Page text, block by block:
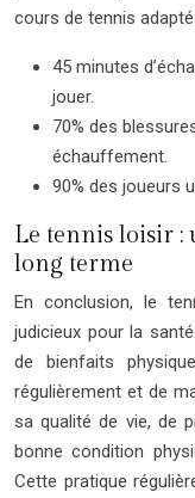
cours de tennis
45 minutes
jouer.
70% des
échauffement.
90% des joueurs
Le tennis loisir :
long terme
En conclusion, le
judicieux pour la
de bienfaits
régulièrement et de
sa qualité de vie, de
bonne condition
Cette pratique